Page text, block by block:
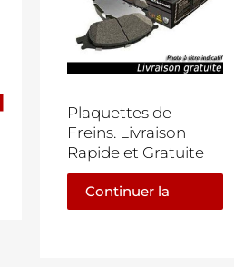
Plaquettes de
Freins. Livraison
Rapide et Gratuite
Continuer la